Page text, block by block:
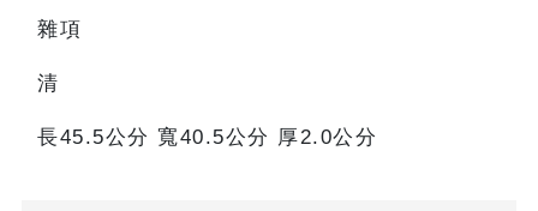
雜項
清
長45.5公分 寬40.5公分 厚2.0公分